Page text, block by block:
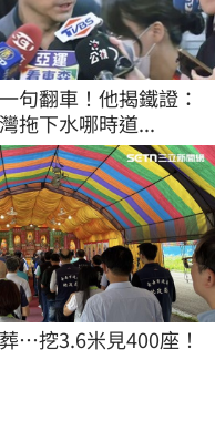
句翻車！他揭鐵證：
拖下水哪時道...
…挖3.6米見400座！